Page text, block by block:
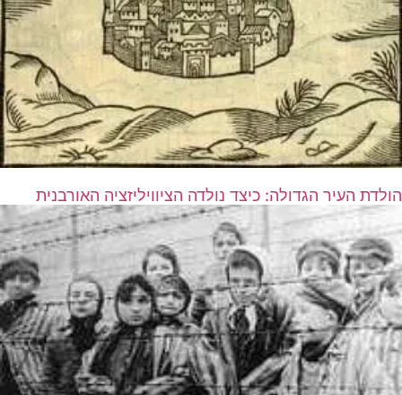
הולדת העיר הגדולה: כיצד נולדה הציוויליזציה האורבנית